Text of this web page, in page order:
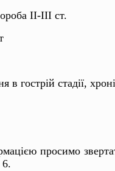
ІІ-ІІІ ст.
в гострій стадії,
просимо